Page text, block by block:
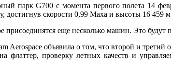
парк G700 с момента первого полета 14
достигнув скорости 0,99 Маха и высоты 16 459
присоединятся еще несколько машин. Это
Aerospace объявила о том, что второй и
флаттер, проверку летных качеств и